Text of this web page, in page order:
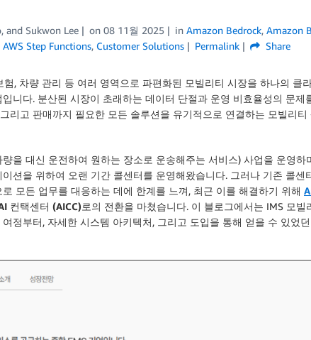
and Sukwon Lee on 08 11월 2025 in Amazon Bedrock, Amazon
AWS Step Functions, Customer Solutions Permalink Share
험, 차량 관리 등 여러 영역으로 파편화된 모빌리티 시장을 하나의 클
니다. 분산된 시장이 초래하는 데이터 단절과 운영 비효율성의 문제
리고 판매까지 필요한 모든 솔루션을 유기적으로 연결하는 모빌리티
을 대신 운전하여 원하는 장소로 운송해주는 서비스) 사업을 운영하
션을 위하여 오랜 기간 콜센터를 운영해왔습니다. 그러나 기존 콜센
모든 업무를 대응하는 데에 한계를 느껴, 최근 이를 해결하기 위해
컨택센터 (AICC)로의 전환을 마쳤습니다. 이 블로그에서는 IMS 모빌
정부터, 자세한 시스템 아키텍처, 그리고 도입을 통해 얻을 수 있었